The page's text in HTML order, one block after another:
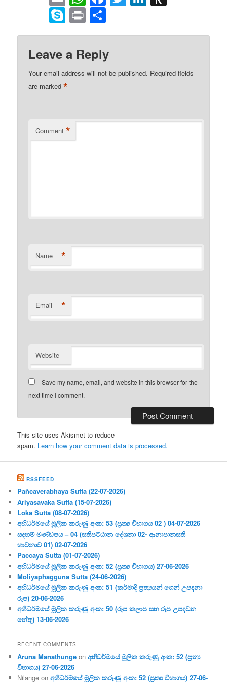
Kindle
Skype
Print
Leave a Reply
Your email address will not be published. Required fields
are marked*
Comment *
Name *
Email *
Website
Save my name, email, and website in this browser for the
next time I comment.
This site uses Akismet to reduce
spam. Learn how your comment data is processed.
RSSFEED
Pañcaverabhaya Sutta (22-07-2026)
Ariyasāvaka Sutta (15-07-2026)
Loka Sutta (08-07-2026)
අභිධර්මයේ මූලික කරුණු අංක: 53 (ප්‍ර‍ත්‍ය විභාගය 02 ) 04-07-2026
සදහම් මණ්ඩපය – 04 (සතිපට්ඨාන දේශනා 02- ආනාපානසති
භාවනාව 01) 02-07-2026
Paccaya Sutta (01-07-2026)
අභිධර්මයේ මූලික කරුණු අංක: 52 (ප්‍ර‍ත්‍ය විභාගය) 27-06-2026
Moliyaphagguna Sutta (24-06-2026)
අභිධර්මයේ මූලික කරුණු අංක: 51 (කර්මාදි ප්‍ර‍ත්‍යයන් ගෙන් උපදනා
රූප) 20-06-2026
අභිධර්මයේ මූලික කරුණු අංක: 50 (රූප කලාප සහ රූප උපදවන
හේතු) 13-06-2026
RECENT COMMENTS
Aruna Manathunge onඅභිධර්මයේ මූලික කරුණු අංක: 52 (ප්‍ර‍ත්‍ය
විභාගය) 27-06-2026
Nilange onඅභිධර්මයේ මූලික කරුණු අංක: 52 (ප්‍ර‍ත්‍ය විභාගය) 27-06-